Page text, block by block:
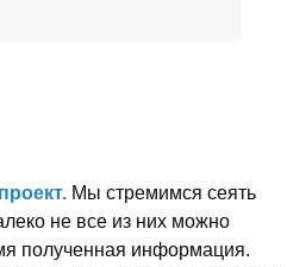
Мы стремимся сеять
не все из них можно
полученная информация.